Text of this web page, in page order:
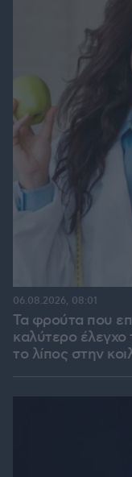
Τα φρούτα που
καλύτερο έλεγχο
το λίπος στην
06.08.2026, 08:01